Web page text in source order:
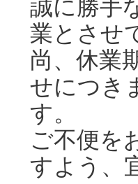
誠に勝手
業とさせ
尚、休業
せにつき
す。
ご不便を
すよう、